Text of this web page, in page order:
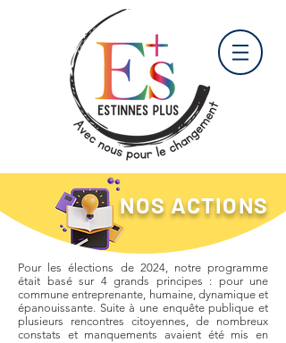
NOS ACTIONS
Pour les élections de 2024, notre programme
était basé sur 4 grands principes : pour une
commune entreprenante, humaine, dynamique et
épanouissante. Suite à une enquête publique et
plusieurs rencontres citoyennes, de nombreux
constats et manquements avaient été mis en